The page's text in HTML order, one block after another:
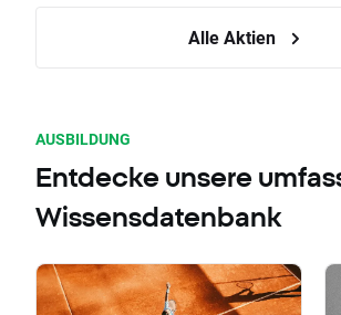
Alle Aktien
AUSBILDUNG
Entdecke unsere
Wissensdatenbank